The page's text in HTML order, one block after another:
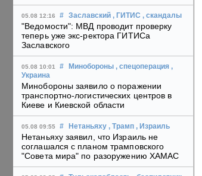
05.08 12:16 # Заславский , ГИТИС , скандалы
"Ведомости": МВД проводит проверку
теперь уже экс-ректора ГИТИСа
Заславского
05.08 10:01 # Минобороны , спецоперация ,
Украина
Минобороны заявило о поражении
транспортно-логистических центров в
Киеве и Киевской области
05.08 09:55 # Нетаньяху , Трамп , Израиль
Нетаньяху заявил, что Израиль не
соглашался с планом трамповского
"Совета мира" по разоружению ХАМАС